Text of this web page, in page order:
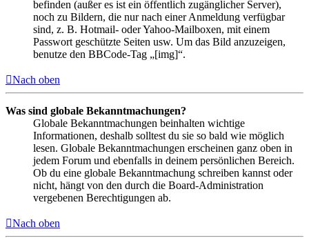
befinden (außer es ist ein öffentlich zugänglicher Server),
noch zu Bildern, die nur nach einer Anmeldung verfügbar
sind, z. B. Hotmail- oder Yahoo-Mailboxen, mit einem
Passwort geschützte Seiten usw. Um das Bild anzuzeigen,
benutze den BBCode-Tag „[img]“.
Nach oben
Was sind globale Bekanntmachungen?
Globale Bekanntmachungen beinhalten wichtige
Informationen, deshalb solltest du sie so bald wie möglich
lesen. Globale Bekanntmachungen erscheinen ganz oben in
jedem Forum und ebenfalls in deinem persönlichen Bereich.
Ob du eine globale Bekanntmachung schreiben kannst oder
nicht, hängt von den durch die Board-Administration
vergebenen Berechtigungen ab.
Nach oben